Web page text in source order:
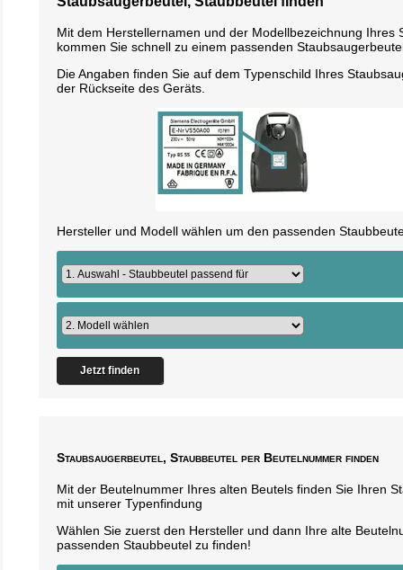
Mit dem Herstellernamen und der Modellbezeichnung Ihres
kommen Sie schnell zu einem passenden
Die Angaben finden Sie auf dem Typenschild Ihres
der Rückseite des Geräts.
Hersteller und Modell wählen um den passenden
Jetzt finden
Staubsaugerbeutel, Staubbeutel per Beutelnummer finden
Mit der Beutelnummer Ihres alten Beutels finden Sie Ihren
mit unserer Typenfindung
Wählen Sie zuerst den Hersteller und dann Ihre alte
passenden Staubbeutel zu finden!